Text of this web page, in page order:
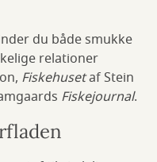
du både smukke
relationer
Fiskehusetaf Stein
Fiskejournal.